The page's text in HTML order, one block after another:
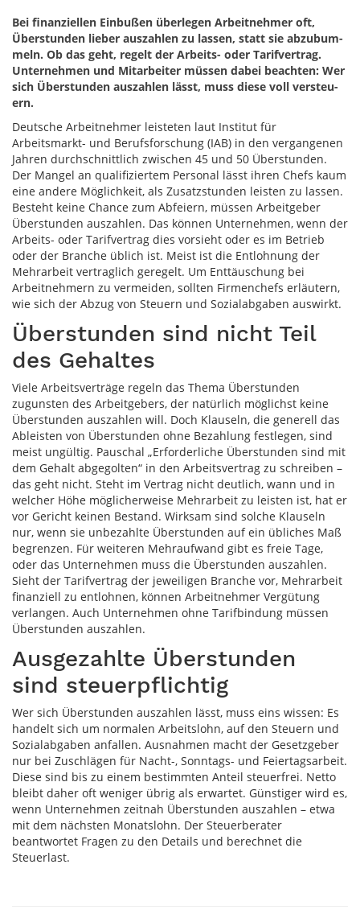
Bei fin­an­ziellen Ein­bußen überlegen Arbeitnehmer oft,
Über­stun­den lieber aus­zahlen zu las­sen, statt sie ab­zu­bum­
meln. Ob das geht, re­gelt der Ar­beits- oder Ta­rif­ver­trag.
Unternehmen und Mit­ar­beiter müssen dabei beachten: Wer
sich Über­stun­den aus­zah­len lässt, muss die­se voll ver­steu­
ern.
Deutsche Arbeitnehmer leisteten laut Institut für
Arbeitsmarkt- und Berufsforschung (IAB) in den vergangenen
Jahren durchschnittlich zwischen 45 und 50 Überstunden.
Der Mangel an qualifiziertem Personal lässt ihren Chefs kaum
eine andere Möglichkeit, als Zusatzstunden leisten zu lassen.
Besteht keine Chance zum Abfeiern, müssen Arbeitgeber
Überstunden auszahlen. Das können Unternehmen, wenn der
Arbeits- oder Tarifvertrag dies vorsieht oder es im Betrieb
oder der Branche üblich ist. Meist ist die Entlohnung der
Mehrarbeit vertraglich geregelt. Um Enttäuschung bei
Arbeitnehmern zu vermeiden, sollten Firmenchefs erläutern,
wie sich der Abzug von Steuern und Sozialabgaben auswirkt.
Überstunden sind nicht Teil
des Gehaltes
Viele Arbeitsverträge regeln das Thema Überstunden
zugunsten des Arbeitgebers, der natürlich möglichst keine
Überstunden auszahlen will. Doch Klauseln, die generell das
Ableisten von Überstunden ohne Bezahlung festlegen, sind
meist ungültig. Pauschal „Erforderliche Überstunden sind mit
dem Gehalt abgegolten“ in den Arbeitsvertrag zu schreiben –
das geht nicht. Steht im Vertrag nicht deutlich, wann und in
welcher Höhe möglicherweise Mehrarbeit zu leisten ist, hat er
vor Gericht keinen Bestand. Wirksam sind solche Klauseln
nur, wenn sie unbezahlte Überstunden auf ein übliches Maß
begrenzen. Für weiteren Mehraufwand gibt es freie Tage,
oder das Unternehmen muss die Überstunden auszahlen.
Sieht der Tarifvertrag der jeweiligen Branche vor, Mehrarbeit
finanziell zu entlohnen, können Arbeitnehmer Vergütung
verlangen. Auch Unternehmen ohne Tarifbindung müssen
Überstunden auszahlen.
Aus­ge­zahl­te Überstunden
sind steuerpflichtig
Wer sich Überstunden auszahlen lässt, muss eins wissen: Es
handelt sich um normalen Arbeitslohn, auf den Steuern und
Sozialabgaben anfallen. Ausnahmen macht der Gesetzgeber
nur bei Zuschlägen für Nacht-, Sonntags- und Feiertagsarbeit.
Diese sind bis zu einem bestimmten Anteil steuerfrei. Netto
bleibt daher oft weniger übrig als erwartet. Günstiger wird es,
wenn Unternehmen zeitnah Überstunden auszahlen – etwa
mit dem nächsten Monatslohn. Der Steuerberater
beantwortet Fragen zu den Details und berechnet die
Steuerlast.